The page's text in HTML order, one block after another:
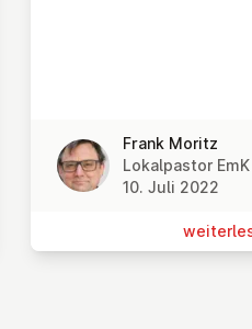
Frank Moritz
Lokalpastor
10. Juli 2022